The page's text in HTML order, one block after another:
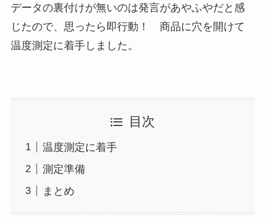
データの裏付けが無いのは発言があやふやだと感
じたので、思ったら即行動！ 商品に穴を開けて
温度測定に着手しました。
目次
温度測定に着手
測定準備
まとめ